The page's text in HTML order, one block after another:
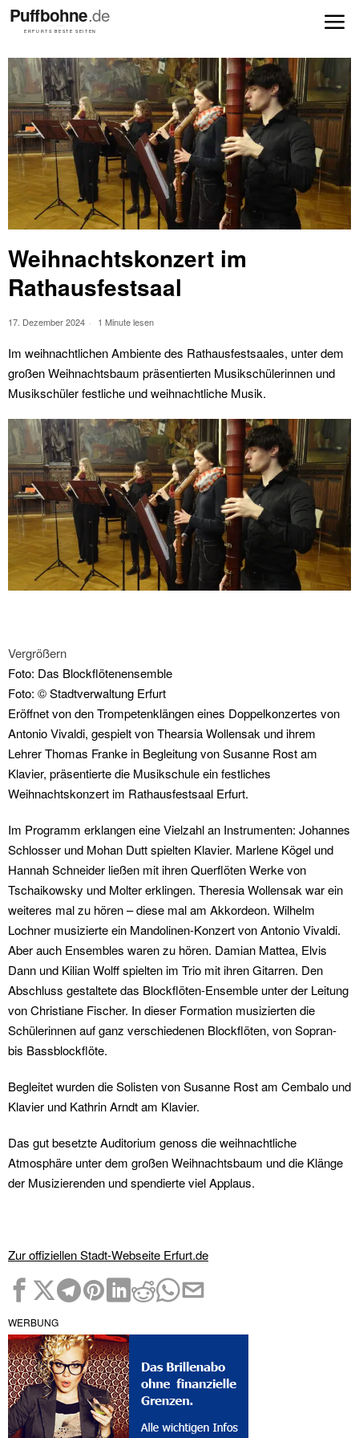
Weihnachtskonzert im
Rathausfestsaal
17. Dezember 2024 1 Minute lesen
Im weihnachtlichen Ambiente des Rathausfestsaales, unter dem
großen Weihnachtsbaum präsentierten Musikschülerinnen und
Musikschüler festliche und weihnachtliche Musik.
Vergrößern
Foto: Das Blockflötenensemble
Foto: © Stadtverwaltung Erfurt
Eröffnet von den Trompetenklängen eines Doppelkonzertes von
Antonio Vivaldi, gespielt von Thearsia Wollensak und ihrem
Lehrer Thomas Franke in Begleitung von Susanne Rost am
Klavier, präsentierte die Musikschule ein festliches
Weihnachtskonzert im Rathausfestsaal Erfurt.
Im Programm erklangen eine Vielzahl an Instrumenten: Johannes
Schlosser und Mohan Dutt spielten Klavier. Marlene Kögel und
Hannah Schneider ließen mit ihren Querflöten Werke von
Tschaikowsky und Molter erklingen. Theresia Wollensak war ein
weiteres mal zu hören – diese mal am Akkordeon. Wilhelm
Lochner musizierte ein Mandolinen-Konzert von Antonio Vivaldi.
Aber auch Ensembles waren zu hören. Damian Mattea, Elvis
Dann und Kilian Wolff spielten im Trio mit ihren Gitarren. Den
Abschluss gestaltete das Blockflöten-Ensemble unter der Leitung
von Christiane Fischer. In dieser Formation musizierten die
Schülerinnen auf ganz verschiedenen Blockflöten, von Sopran-
bis Bassblockflöte.
Begleitet wurden die Solisten von Susanne Rost am Cembalo und
Klavier und Kathrin Arndt am Klavier.
Das gut besetzte Auditorium genoss die weihnachtliche
Atmosphäre unter dem großen Weihnachtsbaum und die Klänge
der Musizierenden und spendierte viel Applaus.
Zur offiziellen Stadt-Webseite Erfurt.de
WERBUNG